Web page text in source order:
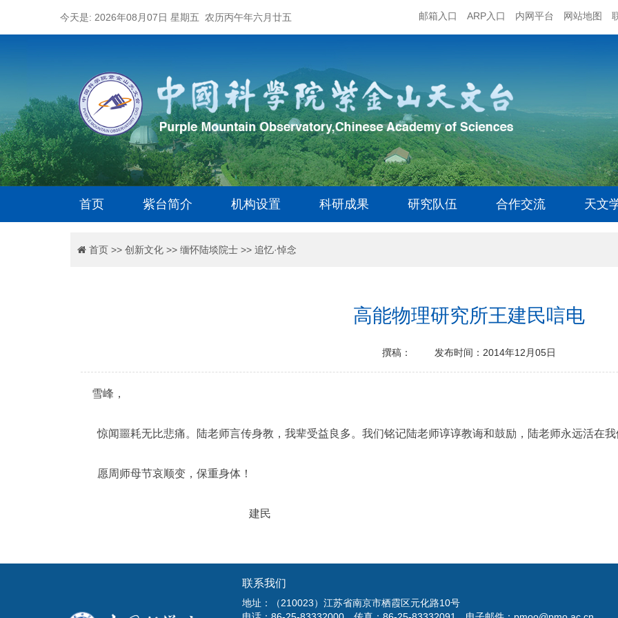
今天是: 2026年08月07日 星期五 农历丙午年六月廿五 邮箱入口 ARP入口 内网平台 网站地图
首页 紫台简介 机构设置 科研成果 研究队伍 合作交流 天文
首页 >> 创新文化 >> 缅怀陆埮院士 >> 追忆·悼念
高能物理研究所王建民唁电
撰稿： 发布时间：2014年12月05日
雪峰，
惊闻噩耗无比悲痛。陆老师言传身教，我辈受益良多。我们铭记陆老师谆谆教诲和鼓励，陆老师永远活在
愿周师母节哀顺变，保重身体！
建民
联系我们
地址：（210023）江苏省南京市栖霞区元化路10号